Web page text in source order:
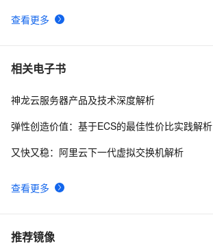
查看更多
相关电子书
查看更多
神龙云服务器产品及技术深度解析
弹性创造价值：基于ECS的最佳性价比实践解析
又快又稳：阿里云下一代虚拟交换机解析
推荐镜像